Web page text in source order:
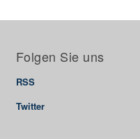
Folgen Sie uns
RSS
Twitter